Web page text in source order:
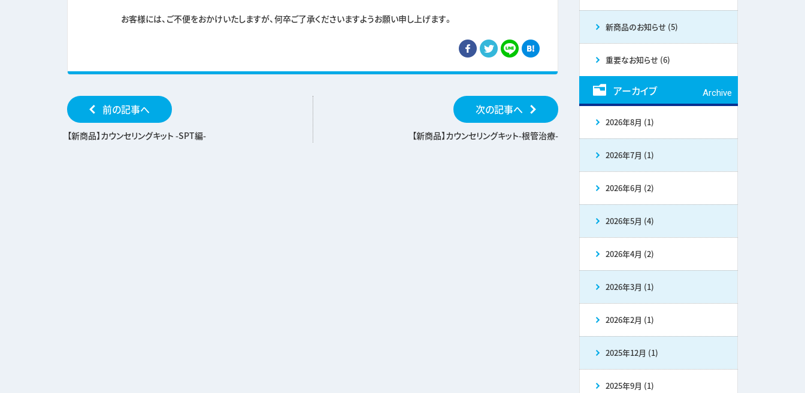
お客様には、ご不便をおかけいたしますが、何卒ご了承くださいますようお願い申し上げます。
前の記事へ
【新商品】カウンセリングキット -SPT編-
次の記事へ
【新商品】カウンセリングキット-根管治療-
新商品のお知らせ (5)
重要なお知らせ (6)
アーカイブ Archive
2026年8月 (1)
2026年7月 (1)
2026年6月 (2)
2026年5月 (4)
2026年4月 (2)
2026年3月 (1)
2026年2月 (1)
2025年12月 (1)
2025年9月 (1)